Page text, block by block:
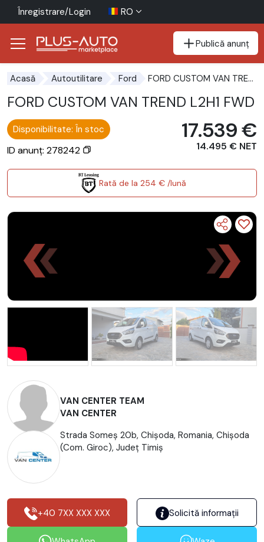
Înregistrare/Login RO
Publică anunț
Acasă Autoutilitare Ford FORD CUSTOM VAN TREND L2H1 FWD
FORD CUSTOM VAN TREND L2H1 FWD
Disponibilitate: În stoc
ID anunț: 278242
17.539 €
14.495 € NET
Rată de la 254 € /lună
VAN CENTER TEAM
VAN CENTER
Strada Someș 20b, Chișoda, Romania, Chişoda
(Com. Giroc), Județ Timiş
+40 7XX XXX XXX Solicită informații